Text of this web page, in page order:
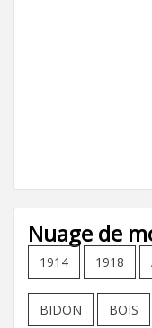
Nuage de
1914 1918
BIDON BOIS